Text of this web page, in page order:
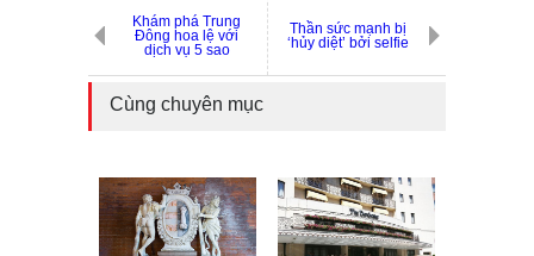
Khám phá Trung
Đông hoa lệ với
dịch vụ 5 sao
Thần sức mạnh bị
‘hủy diệt’ bởi selfie
Cùng chuyên mục